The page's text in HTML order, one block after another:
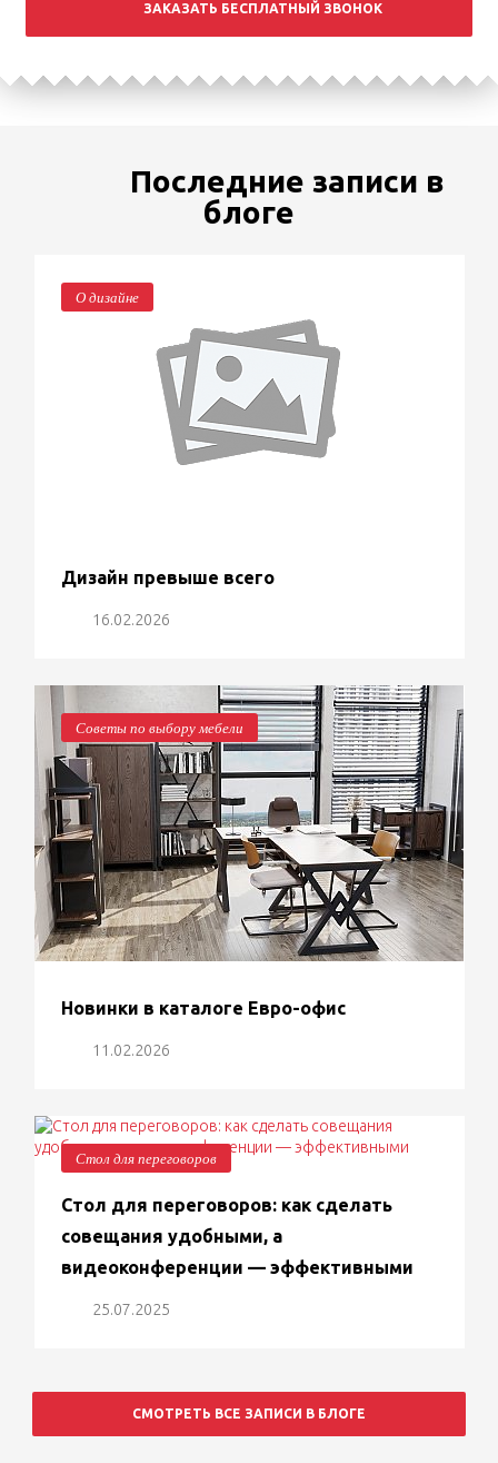
ЗАКАЗАТЬ БЕСПЛАТНЫЙ ЗВОНОК
Последние записи в
блоге
О дизайне
Дизайн превыше всего
16.02.2026
Советы по выбору мебели
Новинки в каталоге Евро-офис
11.02.2026
Стол для переговоров
Стол для переговоров: как сделать
совещания удобными, а
видеоконференции — эффективными
25.07.2025
СМОТРЕТЬ ВСЕ ЗАПИСИ В БЛОГЕ